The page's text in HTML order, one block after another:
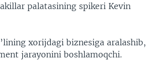
palatasining spikeri Kevin
xorijdagi biznesiga aralashib,
jarayonini boshlamoqchi.